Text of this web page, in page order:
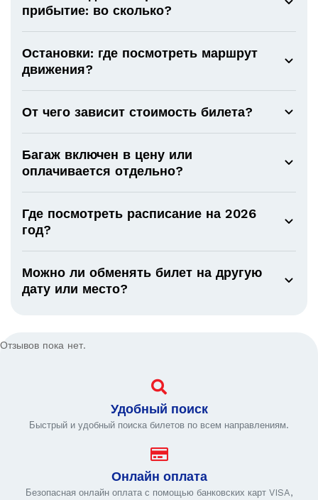
прибытие: во сколько?
Остановки: где посмотреть маршрут
движения?
От чего зависит стоимость билета?
Багаж включен в цену или
оплачивается отдельно?
Где посмотреть расписание на 2026
год?
Можно ли обменять билет на другую
дату или место?
Отзывов пока нет.
Удобный поиск
Быстрый и удобный поиска билетов по всем направлениям.
Онлайн оплата
Безопасная онлайн оплата с помощью банковских карт VISA,